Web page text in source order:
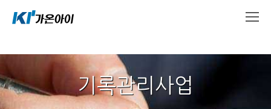
기록관리사업